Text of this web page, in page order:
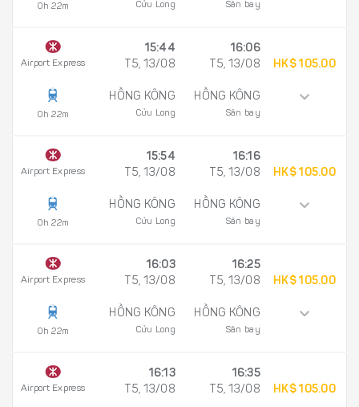
0h 22m Cửu Long Sân bay
Airport Express
0h 22m
15:44
T5, 13/08
HỒNG KÔNG
Cửu Long
16:06
T5, 13/08
HỒNG KÔNG
Sân bay
HK$ 105.00
Airport Express
0h 22m
15:54
T5, 13/08
HỒNG KÔNG
Cửu Long
16:16
T5, 13/08
HỒNG KÔNG
Sân bay
HK$ 105.00
Airport Express
0h 22m
16:03
T5, 13/08
HỒNG KÔNG
Cửu Long
16:25
T5, 13/08
HỒNG KÔNG
Sân bay
HK$ 105.00
Airport Express
16:13
T5, 13/08
16:35
T5, 13/08
HK$ 105.00